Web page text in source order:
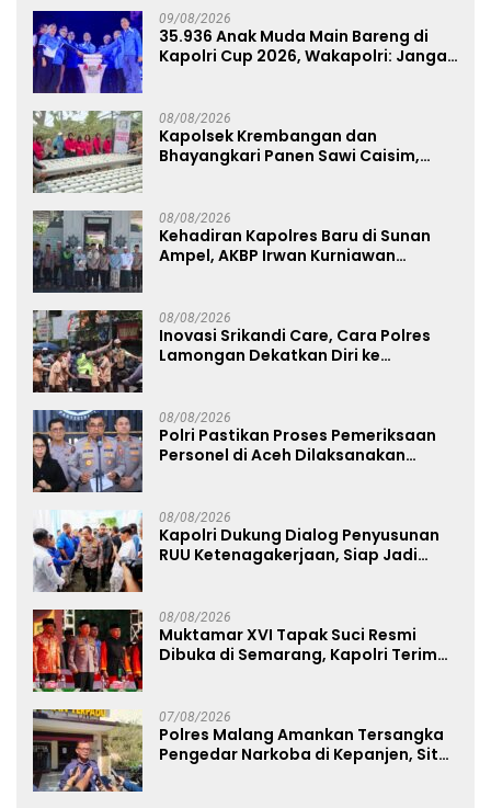
09/08/2026
35.936 Anak Muda Main Bareng di
Kapolri Cup 2026, Wakapolri: Jangan
08/08/2026
Kapolsek Krembangan dan
Bhayangkari Panen Sawi Caisim,
08/08/2026
Kehadiran Kapolres Baru di Sunan
Ampel, AKBP Irwan Kurniawan
08/08/2026
Inovasi Srikandi Care, Cara Polres
Lamongan Dekatkan Diri ke
08/08/2026
Polri Pastikan Proses Pemeriksaan
Personel di Aceh Dilaksanakan
08/08/2026
Kapolri Dukung Dialog Penyusunan
RUU Ketenagakerjaan, Siap Jadi
08/08/2026
Muktamar XVI Tapak Suci Resmi
Dibuka di Semarang, Kapolri Terima
07/08/2026
Polres Malang Amankan Tersangka
Pengedar Narkoba di Kepanjen, Sita